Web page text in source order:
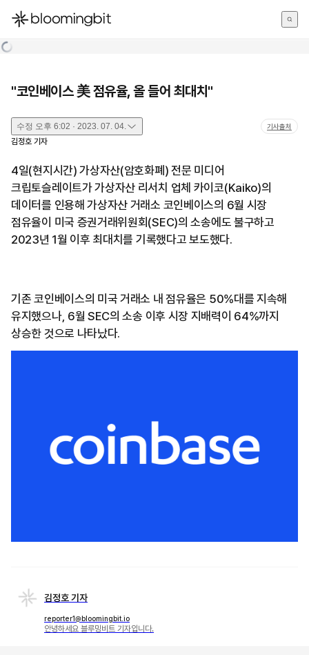
한국어
"코인베이스 美 점유율, 올 들어 최대치"
수정 오후 6:02 · 2023. 07. 04. 기사출처
김정호 기자
4일(현지시간) 가상자산(암호화폐) 전문 미디어
크립토슬레이트가 가상자산 리서치 업체 카이코(Kaiko)의
데이터를 인용해 가상자산 거래소 코인베이스의 6월 시장
점유율이 미국 증권거래위원회(SEC)의 소송에도 불구하고
2023년 1월 이후 최대치를 기록했다고 보도했다.
기존 코인베이스의 미국 거래소 내 점유율은 50%대를 지속해
유지했으나, 6월 SEC의 소송 이후 시장 지배력이 64%까지
상승한 것으로 나타났다.
김정호 기자
reporter1@bloomingbit.io
안녕하세요 블루밍비트 기자입니다.